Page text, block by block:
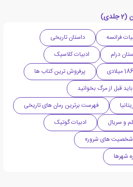
فرانسه
داستان تاریخی
درام
ادبیات کلاسیک
پرفروش ترین کتاب ها
فهرست برترین رمان های تاریخی
و سریال
ادبیات گوتیک
های شرور»
شهرها